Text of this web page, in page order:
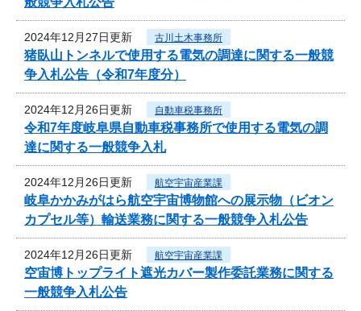
2024年12月27日更新 古川土木事務所
猪臥山トンネルで使用する電気の調達に関する一般競
争入札公告（令和7年度分）
2024年12月26日更新 自動車税事務所
令和7年度岐阜県自動車税事務所で使用する電気の調
達に関する一般競争入札
2024年12月26日更新 航空宇宙産業課
岐阜かかみがはら航空宇宙博物館への展示物（ビオン
カプセル等）輸送業務に関する一般競争入札公告
2024年12月26日更新 航空宇宙産業課
空宙博トップライト遮光カバー製作委託業務に関する
一般競争入札公告